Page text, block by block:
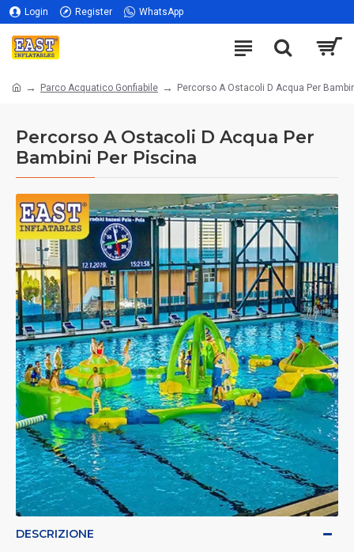
Login Register WhatsApp
Parco Acquatico Gonfiabile Percorso A Ostacoli D Acqua Per
Percorso A Ostacoli D Acqua Per
Bambini Per Piscina
DESCRIZIONE